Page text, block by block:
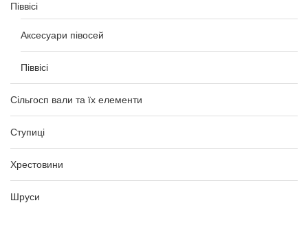
Піввісі
Аксесуари півосей
Піввісі
Сільгосп вали та їх елементи
Ступиці
Хрестовини
Шруси